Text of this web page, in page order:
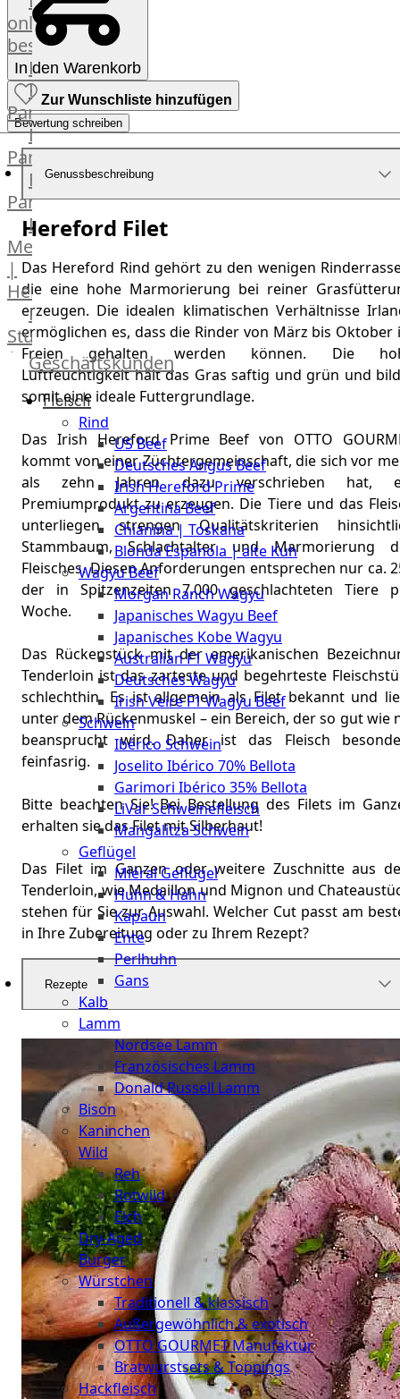
online
bestellen
Karriere
Kochschul-
Partner
Depot-
Partner
Frischetheken-
Partner
Männer
Metzger
|
Heinsberg
Feinkost
Stüttgen
|
Düsseldorf
The
Club
Stuttgart
Geschäftskunden
Fleisch
Rind
US Beef
Deutsches Angus Beef
Irish Hereford Prime
Argentina Beef
Chianina | Toskana
Blonda Espanola | alte Kuh
Wagyu Beef
Morgan Ranch Wagyu
Japanisches Wagyu Beef
Japanisches Kobe Wagyu
Australian F1 Wagyu
Deutsches Wagyu
Irish Veire F1 Wagyu Beef
Schwein
Ibérico Schwein
Joselito Ibérico 70% Bellota
Garimori Ibérico 35% Bellota
LiVar Schweinefleisch
Mangalitza Schwein
Geflügel
Miéral Geflügel
Huhn & Hahn
Kapaun
Ente
Perlhuhn
Gans
Kalb
Lamm
Nordsee Lamm
Französisches Lamm
Donald Russell Lamm
Bison
Kaninchen
Wild
Reh
Rotwild
Elch
Dry-Aged
Burger
Würstchen
Traditionell & klassisch
Außergewöhnlich & exotisch
OTTO GOURMET Manufaktur
Bratwurstsets & Toppings
Hackfleisch
In den Warenkorb
Zur Wunschliste hinzufügen
Bewertung schreiben
Genussbeschreibung
Hereford Filet
Das Hereford Rind gehört zu den wenigen
die eine hohe Marmorierung bei reiner
erzeugen. Die idealen klimatischen Verhältnisse
ermöglichen es, dass die Rinder von März bis Oktober
Freien gehalten werden können. Die
Luftfeuchtigkeit hält das Gras saftig und grün und
somit eine ideale Futtergrundlage.
Das Irish Hereford Prime Beef von OTTO
kommt von einer Züchtergemeinschaft, die sich vor
als zehn Jahren dazu verschrieben hat,
Premiumprodukt zu erzeugen. Die Tiere und das
unterliegen strengen Qualitätskriterien
Stammbaum, Schlachtalter und Marmorierung
Fleisches. Diesen Anforderungen entsprechen nur ca.
der in Spitzenzeiten 7.000 geschlachteten Tiere
Woche.
Das Rückenstück mit der amerikanischen
Tenderloin ist das zarteste und begehrteste
schlechthin. Es ist allgemein als Filet bekannt und
unter dem Rückenmuskel – ein Bereich, der so gut wie
beansprucht wird. Daher ist das Fleisch
feinfasrig.
Bitte beachten Sie! Bei Bestellung des Filets im
erhalten sie das Filet mit Silberhaut!
Das Filet im Ganzen oder weitere Zuschnitte aus
Tenderloin, wie Medaillon und Mignon und
stehen für Sie zur Auswahl. Welcher Cut passt am
in Ihre Zubereitung oder zu Ihrem Rezept?
Rezepte